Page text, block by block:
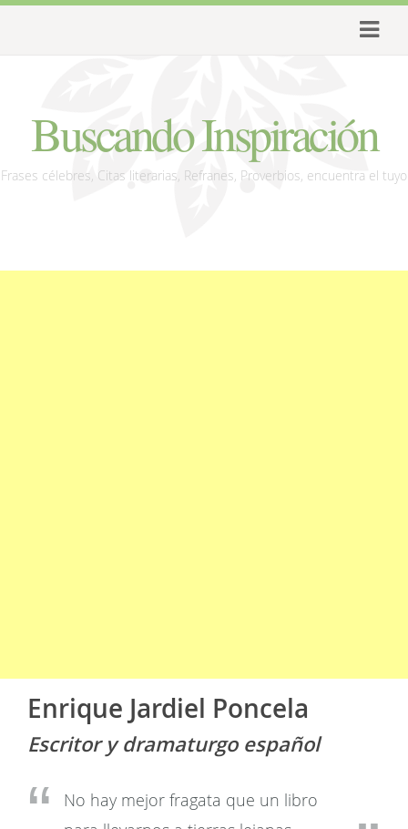
Buscando Inspiración
Frases célebres, Citas literarias, Refranes, Proverbios, encuentra el tuyo
Enrique Jardiel Poncela
Escritor y dramaturgo español
No hay mejor fragata que un libro